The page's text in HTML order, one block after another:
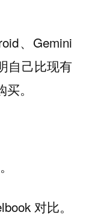
、Gemini
自己比现有
。
对比。